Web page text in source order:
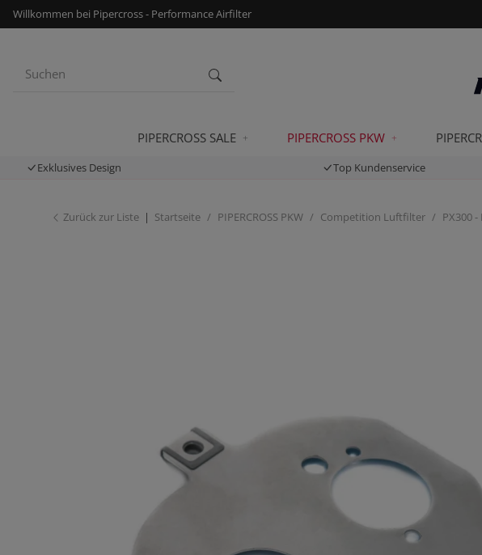
Willkommen bei Pipercross - Performance Airfilter
PIPERCROSS SALE PIPERCROSS PKW
Exklusives Design Top Kundenservice
Zurück zur Liste Startseite PIPERCROSS PKW Competition Luftfilter PX300